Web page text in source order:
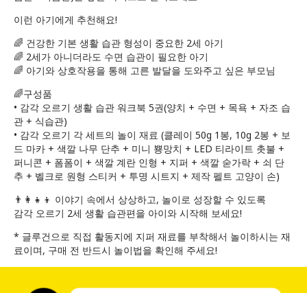
이런 아기에게 추천해요!
🌈 건강한 기본 생활 습관 형성이 중요한 2세 아기
🌈 2세가 아니더라도 수면 습관이 필요한 아기
🌈 아기와 상호작용을 통해 고른 발달을 도와주고 싶은 부모님
🌈구성품
• 감각 오르기 생활 습관 워크북 5권(양치 + 수면 + 목욕 + 자조 습
관 + 식습관)
• 감각 오르기 각 세트의 놀이 재료 (클레이 50g 1봉, 10g 2봉 + 보
드 마카 + 색깔 나무 단추 + 미니 뿅망치 + LED 티라이트 촛불 +
퍼니콘 + 폼폼이 + 색깔 계란 인형 + 지퍼 + 색깔 숟가락 + 쇠 단
추 + 벨크로 원형 스티커 + 투명 시트지 + 제작 펠트 고양이 손)
👨‍👩‍👧‍👦 이야기 속에서 상상하고, 놀이로 성장할 수 있도록
감각 오르기 2세 생활 습관편을 아이와 시작해 보세요!
* 글루건으로 직접 활동지에 지퍼 재료를 부착해서 놀이하시는 재
료이며, 구매 전 반드시 놀이법을 확인해 주세요!